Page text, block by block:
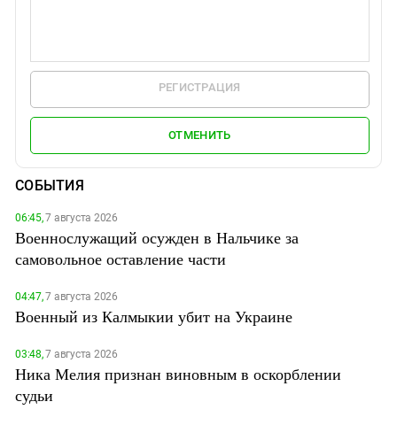
РЕГИСТРАЦИЯ
ОТМЕНИТЬ
СОБЫТИЯ
06:45,7 августа 2026
Военнослужащий осужден в Нальчике за
самовольное оставление части
04:47,7 августа 2026
Военный из Калмыкии убит на Украине
03:48,7 августа 2026
Ника Мелия признан виновным в оскорблении
судьи